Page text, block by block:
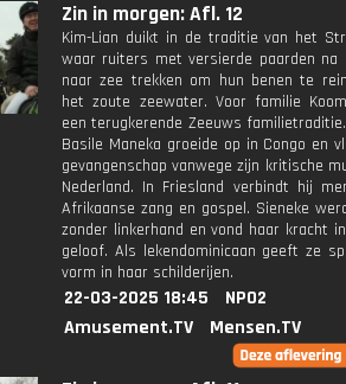
Zin in morgen: Afl. 12
Kim-Lian duikt in de traditie van het
waar ruiters met versierde paarden na
naar zee trekken om hun benen te
het zoute zeewater. Voor familie
een terugkerende Zeeuws
Basile Maneka groeide op in Congo en
gevangenschap vanwege zijn kritische
Nederland. In Friesland verbindt hij
Afrikaanse zang en gospel. Sieneke
zonder linkerhand en vond haar kracht
geloof. Als lekendominicaan geeft ze
vorm in haar schilderijen.
22-03-2025 18:45
NPO2
Amusement.TV
Mensen.TV